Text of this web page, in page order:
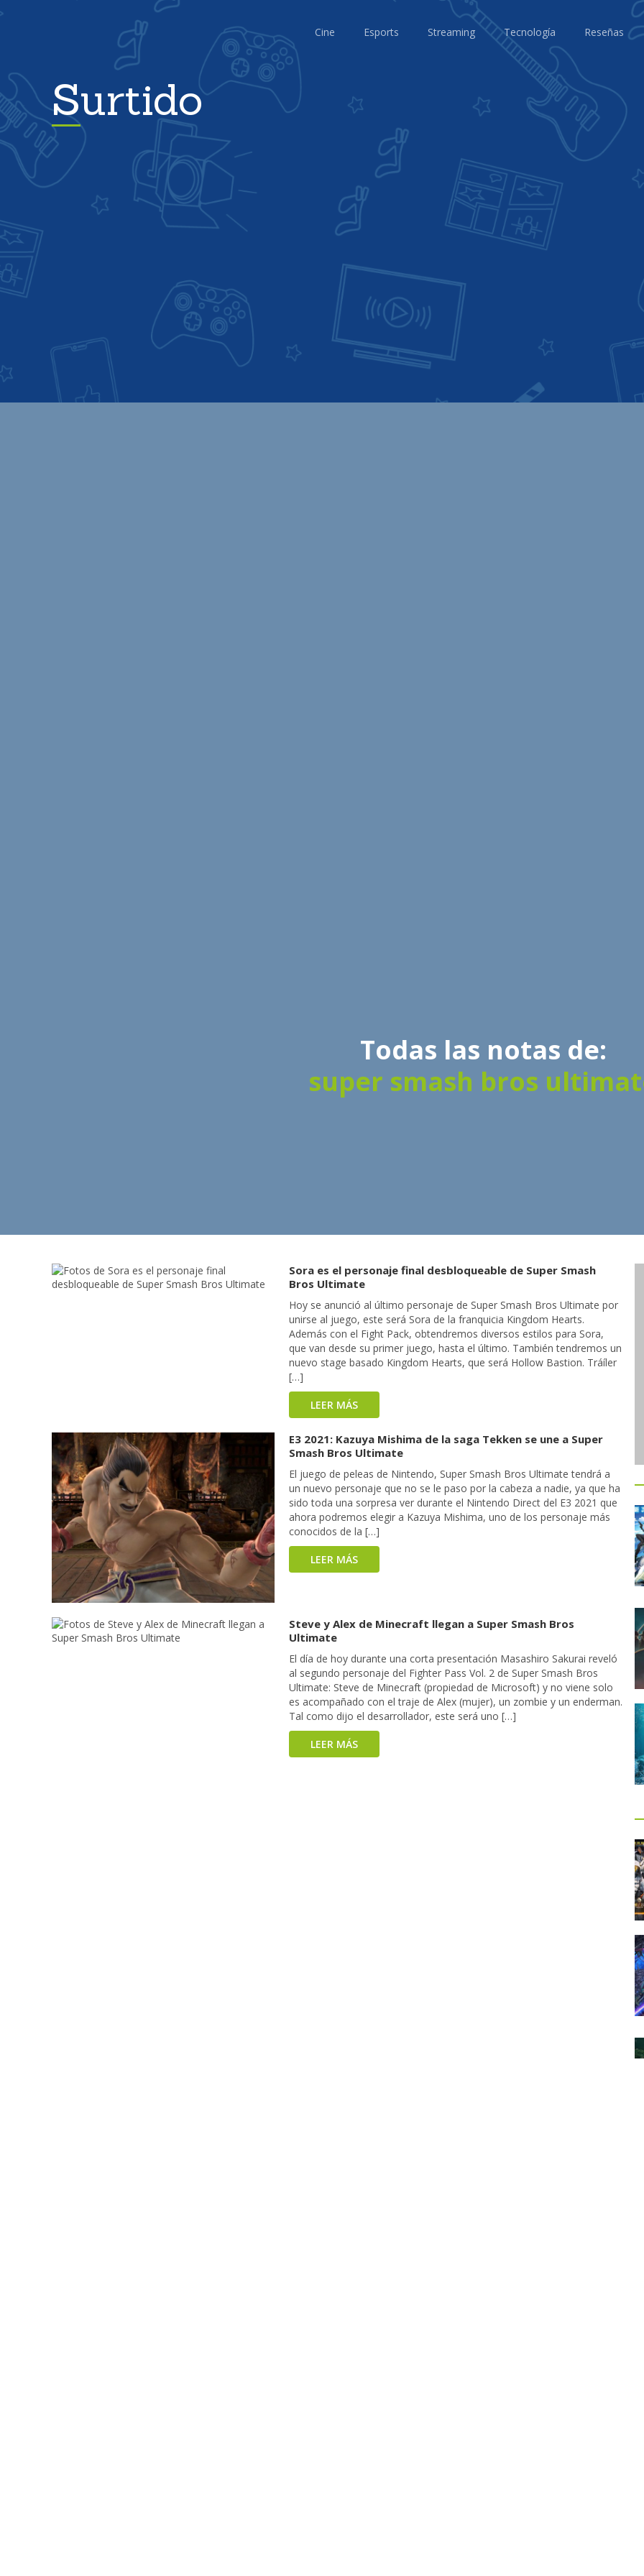
Cine Esports Streaming Tecnología Reseñas
Surtido
Todas las notas de:
super smash bros
Sora es el personaje final desbloqueable de Super Smash
Bros Ultimate
Hoy se anunció al último personaje de Super Smash Bros Ultimate por
unirse al juego, este será Sora de la franquicia Kingdom Hearts.
Además con el Fight Pack, obtendremos diversos estilos para Sora,
que van desde su primer juego, hasta el último. También tendremos un
nuevo stage basado Kingdom Hearts, que será Hollow Bastion. Tráíler
[…]
LEER MÁS
E3 2021: Kazuya Mishima de la saga Tekken se une a Super
Smash Bros Ultimate
El juego de peleas de Nintendo, Super Smash Bros Ultimate tendrá a
un nuevo personaje que no se le paso por la cabeza a nadie, ya que ha
sido toda una sorpresa ver durante el Nintendo Direct del E3 2021 que
ahora podremos elegir a Kazuya Mishima, uno de los personaje más
conocidos de la […]
LEER MÁS
Steve y Alex de Minecraft llegan a Super Smash Bros
Ultimate
El día de hoy durante una corta presentación Masashiro Sakurai reveló
al segundo personaje del Fighter Pass Vol. 2 de Super Smash Bros
Ultimate: Steve de Minecraft (propiedad de Microsoft) y no viene solo
es acompañado con el traje de Alex (mujer), un zombie y un enderman.
Tal como dijo el desarrollador, este será uno […]
LEER MÁS